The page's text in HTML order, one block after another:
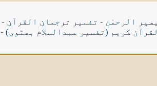
الرحمٰن - تفسیر ترجمان القرآن -
کریم (تفسیر عبدالسلام بھٹوی) -